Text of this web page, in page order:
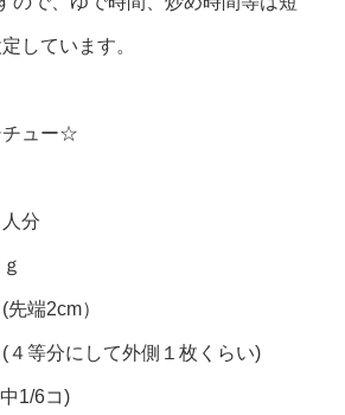
しています。
チュー☆
分
端2cm）
等分にして外側１枚くらい)
1/6コ)